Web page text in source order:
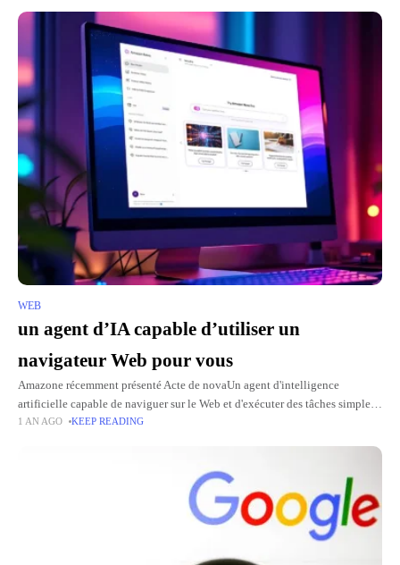
WEB
un agent d’IA capable d’utiliser un
navigateur Web pour vous
Amazone récemment présenté Acte de novaUn agent d'intelligence
artificielle capable de naviguer sur le Web et d'exécuter des tâches simples
indépendamment. Une avancée majeure pour le géant américain, qui a
1 AN AGO KEEP READING